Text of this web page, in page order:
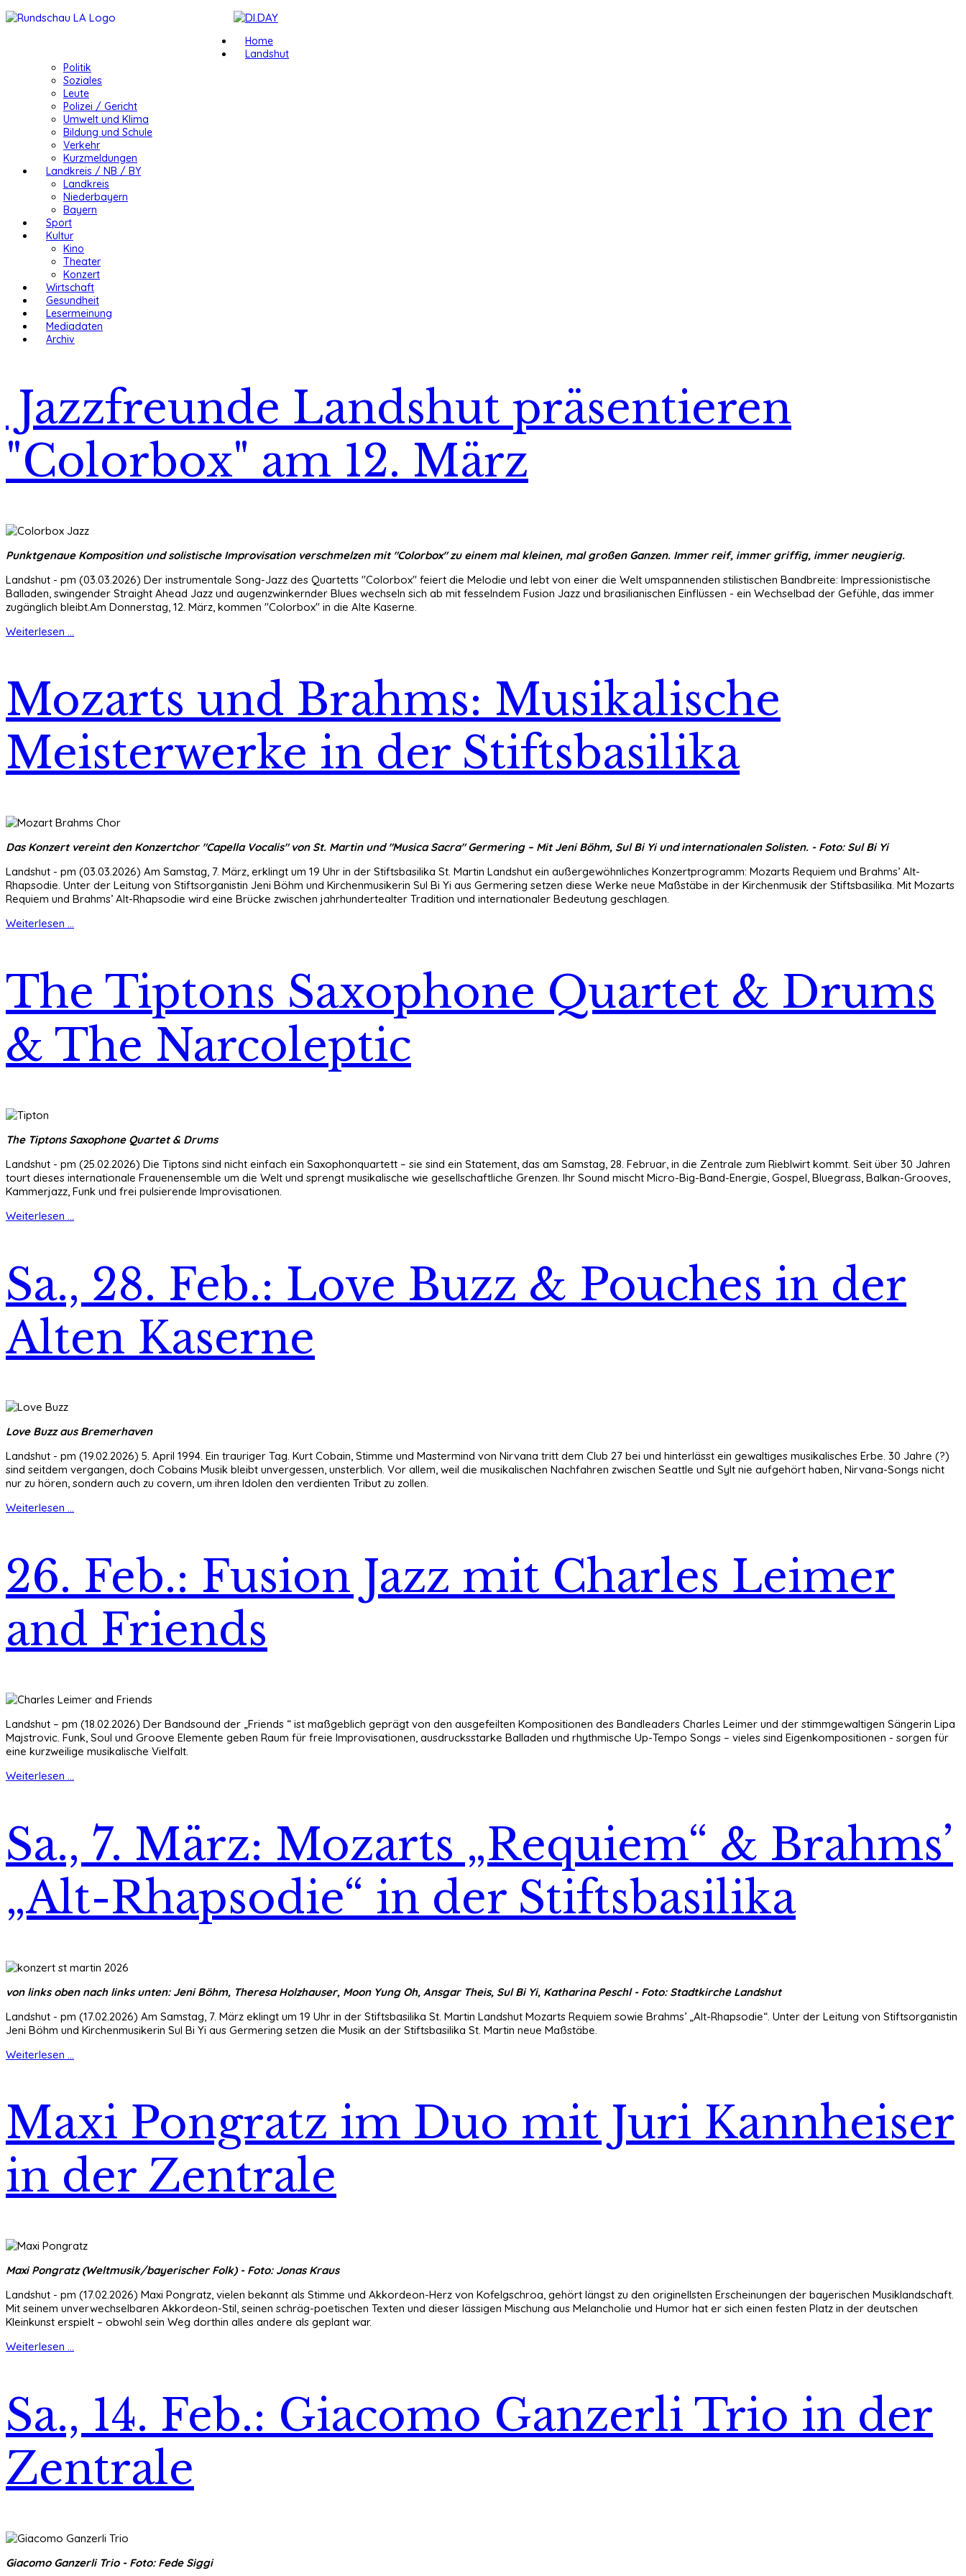
Home
Landshut
Politik
Soziales
Leute
Polizei / Gericht
Umwelt und Klima
Bildung und Schule
Verkehr
Kurzmeldungen
Landkreis / NB / BY
Landkreis
Niederbayern
Bayern
Sport
Kultur
Kino
Theater
Konzert
Wirtschaft
Gesundheit
Lesermeinung
Mediadaten
Archiv
Jazzfreunde Landshut präsentieren
"Colorbox" am 12. März
Punktgenaue Komposition und solistische Improvisation verschmelzen mit "Colorbox" zu einem mal kleinen, mal großen Ganzen. Immer reif, immer griffig, immer neugierig.
Landshut - pm (03.03.2026) Der instrumentale Song-Jazz des Quartetts "Colorbox" feiert die Melodie und lebt von einer die Welt umspannenden stilistischen Bandbreite: Impressionistische
Balladen, swingender Straight Ahead Jazz und augenzwinkernder Blues wechseln sich ab mit fesselndem Fusion Jazz und brasilianischen Einflüssen - ein Wechselbad der Gefühle, das immer
zugänglich bleibt.Am Donnerstag, 12. März, kommen "Colorbox" in die Alte Kaserne.
Weiterlesen ...
Mozarts und Brahms: Musikalische
Meisterwerke in der Stiftsbasilika
Das Konzert vereint den Konzertchor "Capella Vocalis" von St. Martin und "Musica Sacra" Germering – Mit Jeni Böhm, Sul Bi Yi und internationalen Solisten. - Foto: Sul Bi Yi
Landshut - pm (03.03.2026) Am Samstag, 7. März, erklingt um 19 Uhr in der Stiftsbasilika St. Martin Landshut ein außergewöhnliches Konzertprogramm: Mozarts Requiem und Brahms’ Alt-
Rhapsodie. Unter der Leitung von Stiftsorganistin Jeni Böhm und Kirchenmusikerin Sul Bi Yi aus Germering setzen diese Werke neue Maßstäbe in der Kirchenmusik der Stiftsbasilika. Mit Mozarts
Requiem und Brahms’ Alt-Rhapsodie wird eine Brücke zwischen jahrhundertealter Tradition und internationaler Bedeutung geschlagen.
Weiterlesen ...
The Tiptons Saxophone Quartet & Drums
& The Narcoleptic
The Tiptons Saxophone Quartet & Drums
Landshut - pm (25.02.2026) Die Tiptons sind nicht einfach ein Saxophonquartett – sie sind ein Statement, das am Samstag, 28. Februar, in die Zentrale zum Rieblwirt kommt. Seit über 30 Jahren
tourt dieses internationale Frauenensemble um die Welt und sprengt musikalische wie gesellschaftliche Grenzen. Ihr Sound mischt Micro-Big-Band-Energie, Gospel, Bluegrass, Balkan-Grooves,
Kammerjazz, Funk und frei pulsierende Improvisationen.
Weiterlesen ...
Sa., 28. Feb.: Love Buzz & Pouches in der
Alten Kaserne
Love Buzz aus Bremerhaven
Landshut - pm (19.02.2026) 5. April 1994. Ein trauriger Tag. Kurt Cobain, Stimme und Mastermind von Nirvana tritt dem Club 27 bei und hinterlässt ein gewaltiges musikalisches Erbe. 30 Jahre (?)
sind seitdem vergangen, doch Cobains Musik bleibt unvergessen, unsterblich. Vor allem, weil die musikalischen Nachfahren zwischen Seattle und Sylt nie aufgehört haben, Nirvana-Songs nicht
nur zu hören, sondern auch zu covern, um ihren Idolen den verdienten Tribut zu zollen.
Weiterlesen ...
26. Feb.: Fusion Jazz mit Charles Leimer
and Friends
Landshut – pm (18.02.2026) Der Bandsound der „Friends “ ist maßgeblich geprägt von den ausgefeilten Kompositionen des Bandleaders Charles Leimer und der stimmgewaltigen Sängerin Lipa
Majstrovic. Funk, Soul und Groove Elemente geben Raum für freie Improvisationen, ausdrucksstarke Balladen und rhythmische Up-Tempo Songs – vieles sind Eigenkompositionen - sorgen für
eine kurzweilige musikalische Vielfalt.
Weiterlesen ...
Sa., 7. März: Mozarts „Requiem“ & Brahms’
„Alt-Rhapsodie“ in der Stiftsbasilika
von links oben nach links unten: Jeni Böhm, Theresa Holzhauser, Moon Yung Oh, Ansgar Theis, Sul Bi Yi, Katharina Peschl - Foto: Stadtkirche Landshut
Landshut - pm (17.02.2026) Am Samstag, 7. März eklingt um 19 Uhr in der Stiftsbasilika St. Martin Landshut Mozarts Requiem sowie Brahms’ „Alt-Rhapsodie“. Unter der Leitung von Stiftsorganistin
Jeni Böhm und Kirchenmusikerin Sul Bi Yi aus Germering setzen die Musik an der Stiftsbasilika St. Martin neue Maßstäbe.
Weiterlesen ...
Maxi Pongratz im Duo mit Juri Kannheiser
in der Zentrale
Maxi Pongratz (Weltmusik/bayerischer Folk) - Foto: Jonas Kraus
Landshut - pm (17.02.2026) Maxi Pongratz, vielen bekannt als Stimme und Akkordeon-Herz von Kofelgschroa, gehört längst zu den originellsten Erscheinungen der bayerischen Musiklandschaft.
Mit seinem unverwechselbaren Akkordeon-Stil, seinen schräg-poetischen Texten und dieser lässigen Mischung aus Melancholie und Humor hat er sich einen festen Platz in der deutschen
Kleinkunst erspielt – obwohl sein Weg dorthin alles andere als geplant war.
Weiterlesen ...
Sa., 14. Feb.: Giacomo Ganzerli Trio in der
Zentrale
Giacomo Ganzerli Trio - Foto: Fede Siggi